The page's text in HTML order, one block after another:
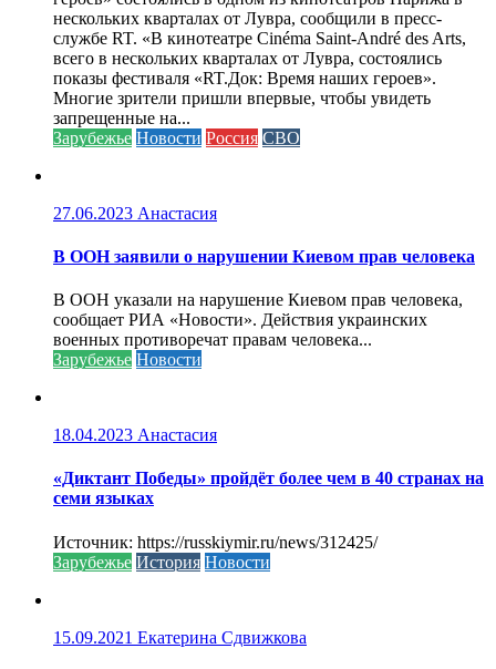
нескольких кварталах от Лувра, сообщили в пресс-
службе RT. «В кинотеатре Cinéma Saint-André des Arts,
всего в нескольких кварталах от Лувра, состоялись
показы фестиваля «RT.Док: Время наших героев».
Многие зрители пришли впервые, чтобы увидеть
запрещенные на...
Зарубежье Новости Россия СВО
27.06.2023 Анастасия
В ООН заявили о нарушении Киевом прав человека
В ООН указали на нарушение Киевом прав человека,
сообщает РИА «Новости». Действия украинских
военных противоречат правам человека...
Зарубежье Новости
18.04.2023 Анастасия
«Диктант Победы» пройдёт более чем в 40 странах на
семи языках
Источник: https://russkiymir.ru/news/312425/
Зарубежье История Новости
15.09.2021 Екатерина Сдвижкова